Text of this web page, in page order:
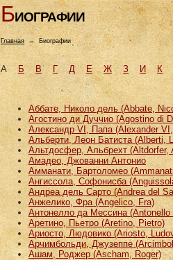
БИОГРАФИИ
Главная→ Биографии
АБ В Г Д Е Ж З И К
Аббате, Николо дель (Abbate,
Агостино ди Дуччио (Agostino di
Александр VI, Папа (Alexander
Альберти, Леон Батиста (Alberti,
Альтдосфер, Альбрехт (Altdorfer,
Амадео, Джованни Антонио
Амманати, Бартоломео
Ангиссола, Софонисба
Андреа дель Сарто (Andrea del
Анжелико, Фра (Angelico, Fra)
Антонелло да Мессина (Antonello
Аретино, Пьетро (Aretino, Pietro)
Ариосто, Людовико (Ariosto,
Арчимбольди, Джузеппе
Ашам, Роджер (Ascham, Roger)